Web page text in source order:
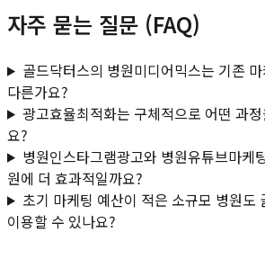
자주 묻는 질문 (FAQ)
골드닥터스의 병원미디어믹스는 기존
다른가요?
광고효율최적화는 구체적으로 어떤 과
요?
병원인스타그램광고와 병원유튜브마케
원에 더 효과적일까요?
초기 마케팅 예산이 적은 소규모 병원도
이용할 수 있나요?